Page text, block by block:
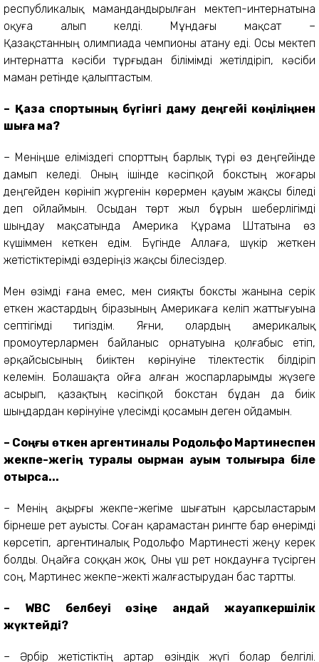
республикалық мамандандырылған мектеп-интернатына
оқуға алып келді. Мұндағы мақсат –
Қазақстанның олимпиада чемпионы атану еді. Осы мектеп
интернатта кәсіби тұрғыдан білімімді жетілдіріп, кәсіби
маман ретінде қалыптастым.
– Қазақ спортының бүгінгі даму деңгейі көңіліңнен
шыға ма?
– Меніңше еліміздегі спорттың барлық түрі өз деңгейінде
дамып келеді. Оның ішінде кәсіпқой бокстың жоғары
деңгейден көрініп жүргенін көрермен қауым жақсы біледі
деп ойлаймын. Осыдан төрт жыл бұрын шеберлігімді
шыңдау мақсатында Америка Құрама Штатына өз
күшіммен кеткен едім. Бүгінде Аллаға, шүкір жеткен
жетістіктерімді өздеріңіз жақсы білесіздер.
Мен өзімді ғана емес, мен сияқты боксты жанына серік
еткен жастардың біразының Америкаға келіп жаттығуына
септігімді тигіздім. Яғни, олардың америкалық
промоутерлармен байланыс орнатуына қолғабыс етіп,
әрқайсысының биіктен көрінуіне тілектестік білдіріп
келемін. Болашақта ойға алған жоспарларымды жүзеге
асырып, қазақтың кәсіпқой бокстан бұдан да биік
шыңдардан көрінуіне үлесімді қосамын деген ойдамын.
– Соңғы өткен аргентиналық Родольфо Мартинеспен
жекпе-жегің туралы оқырман қауым толығырақ біле
отырса...
– Менің ақырғы жекпе-жегіме шығатын қарсыластарым
бірнеше рет ауысты. Соған қарамастан рингте бар өнерімді
көрсетіп, аргентиналық Родольфо Мартинесті жеңу керек
болды. Оңайға соққан жоқ. Оны үш рет нокдаунға түсірген
соң, Мартинес жекпе-жекті жалғастырудан бас тартты.
– WBC белбеуі өзіңе қандай жауапкершілік
жүктейді?
– Әрбір жетістіктің артар өзіндік жүгі болар белгілі.